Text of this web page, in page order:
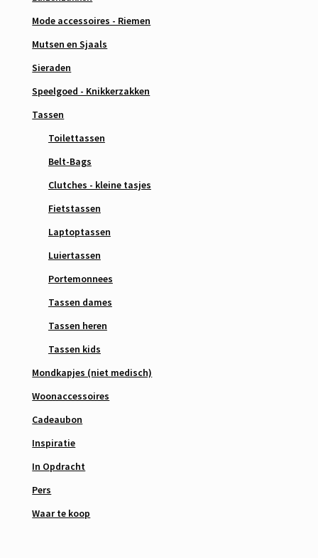
Mode accessoires - Riemen
Mutsen en Sjaals
Sieraden
Speelgoed - Knikkerzakken
Tassen
Toilettassen
Belt-Bags
Clutches - kleine tasjes
Fietstassen
Laptoptassen
Luiertassen
Portemonnees
Tassen dames
Tassen heren
Tassen kids
Mondkapjes (niet medisch)
Woonaccessoires
Cadeaubon
Inspiratie
In Opdracht
Pers
Waar te koop